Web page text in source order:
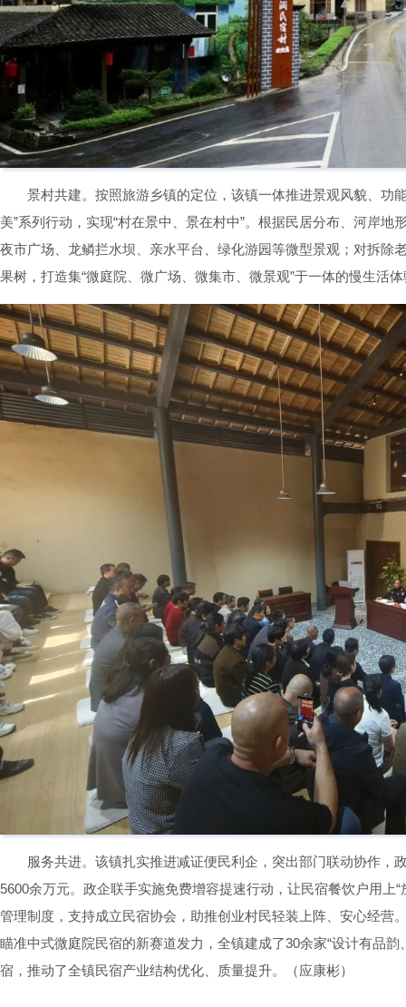
景村共建。按照旅游乡镇的定位，该镇一体推进景观风貌、功
美”系列行动，实现“村在景中、景在村中”。根据民居分布、河岸
夜市广场、龙鳞拦水坝、亲水平台、绿化游园等微型景观；对拆除
果树，打造集“微庭院、微广场、微集市、微景观”于一体的慢生活
服务共进。该镇扎实推进减证便民利企，突出部门联动协作，
5600余万元。政企联手实施免费增容提速行动，让民宿餐饮户用上
管理制度，支持成立民宿协会，助推创业村民轻装上阵、安心经营
瞄准中式微庭院民宿的新赛道发力，全镇建成了30余家“设计有品
宿，推动了全镇民宿产业结构优化、质量提升。（应康彬）